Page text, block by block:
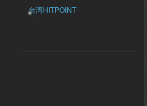
台湾HITPOINT